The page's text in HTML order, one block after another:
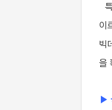
이
빅
을
▶